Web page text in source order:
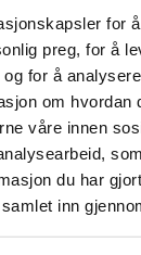
for
preg, for å
for å
om hvordan
våre innen
du har
inn
vedlikehold